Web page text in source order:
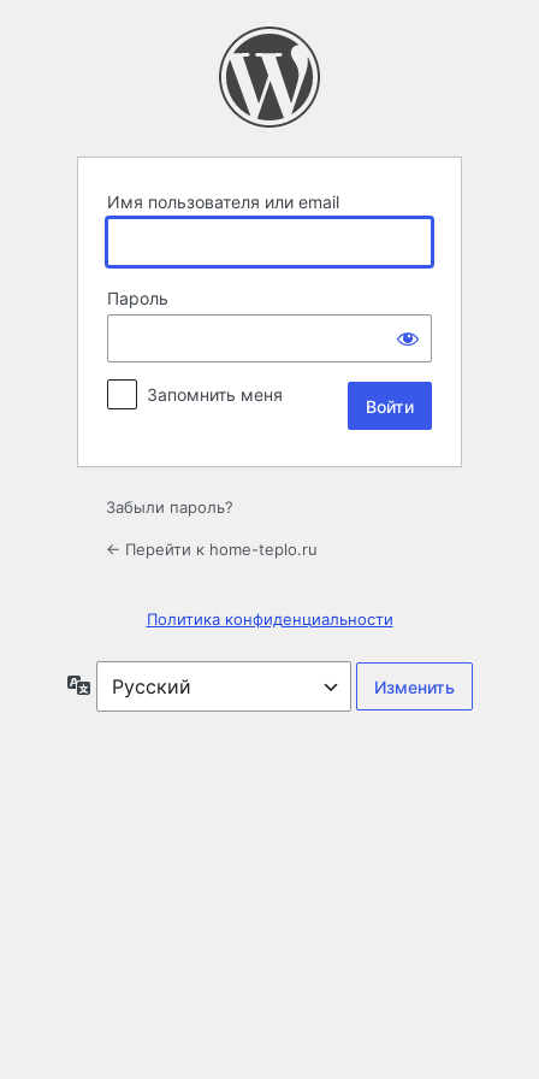
Имя пользователя или email
Пароль
Запомнить меня
Забыли пароль?
← Перейти к home-teplo.ru
Политика конфиденциальности
Язык